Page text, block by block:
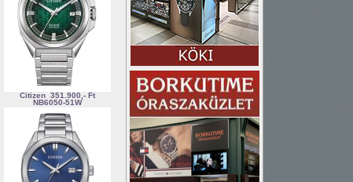
Citizen 351.900,- Ft
NB6050-51W